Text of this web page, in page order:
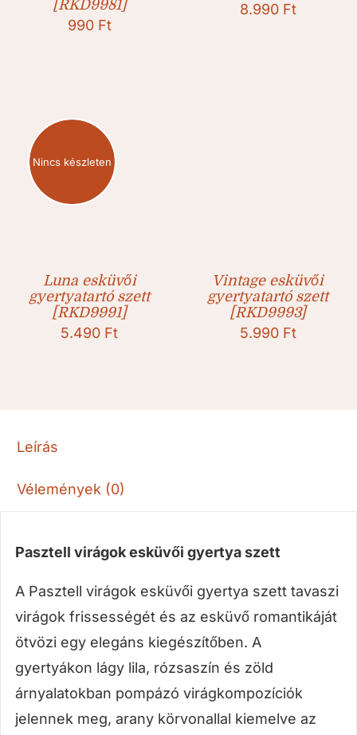
[RKD9981]
990 Ft
8.990 Ft
Nincs készleten
Luna esküvői
gyertyatartó szett
[RKD9991]
5.490 Ft
Vintage esküvői
gyertyatartó szett
[RKD9993]
5.990 Ft
Leírás
Vélemények (0)
Pasztell virágok esküvői gyertya szett
A Pasztell virágok esküvői gyertya szett tavaszi
virágok frissességét és az esküvő romantikáját
ötvözi egy elegáns kiegészítőben. A
gyertyákon lágy lila, rózsaszín és zöld
árnyalatokban pompázó virágkompozíciók
jelennek meg, arany körvonallal kiemelve az